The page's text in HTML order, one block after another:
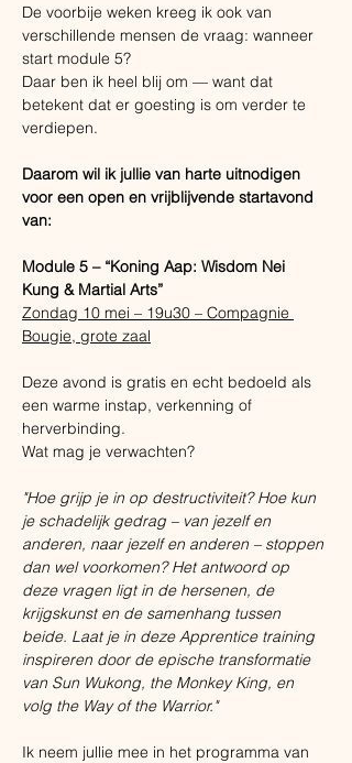
De voorbije weken kreeg ik ook van
verschillende mensen de vraag: wanneer
start module 5?
Daar ben ik heel blij om — want dat
betekent dat er goesting is om verder te
verdiepen.
Daarom wil ik jullie van harte uitnodigen
voor een open en vrijblijvende startavond
van:
Module 5 – “Koning Aap: Wisdom Nei
Kung & Martial Arts”
Zondag 10 mei – 19u30 – Compagnie
Bougie, grote zaal
Deze avond is gratis en echt bedoeld als
een warme instap, verkenning of
herverbinding.
Wat mag je verwachten?
"Hoe grijp je in op destructiviteit? Hoe kun
je schadelijk gedrag – van jezelf en
anderen, naar jezelf en anderen – stoppen
dan wel voorkomen? Het antwoord op
deze vragen ligt in de hersenen, de
krijgskunst en de samenhang tussen
beide. Laat je in deze Apprentice training
inspireren door de epische transformatie
van Sun Wukong, the Monkey King, en
volg the Way of the Warrior."
Ik neem jullie mee in het programma van